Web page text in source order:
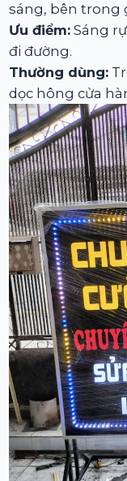
sáng, bên trong
Ưu điểm: Sáng
đi đường.
Thường dùng:
dọc hông cửa